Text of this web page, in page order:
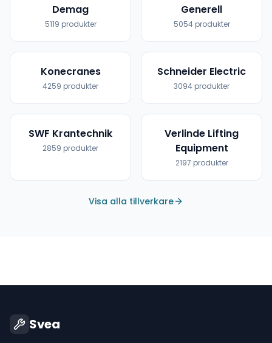
Demag
5119 produkter
Generell
5054produkter
Konecranes
4259 produkter
Schneider Electric
3094 produkter
SWF Krantechnik
2859 produkter
Verlinde Lifting
Equipment
2197 produkter
Visa alla tillverkare
Svea